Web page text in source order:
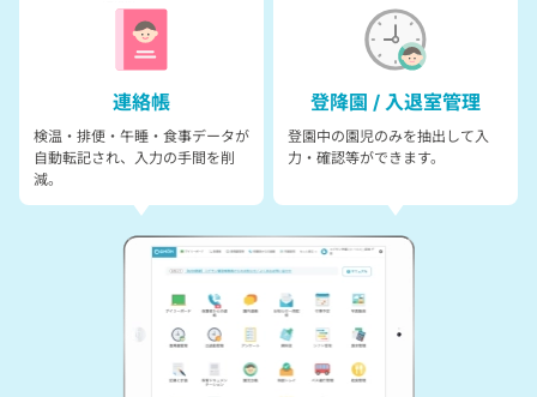
連絡帳
検温・排便・午睡・食事データが
自動転記され、入力の手間を削
減。
登降園 / 入退室管理
登園中の園児のみを抽出して入
力・確認等ができます。